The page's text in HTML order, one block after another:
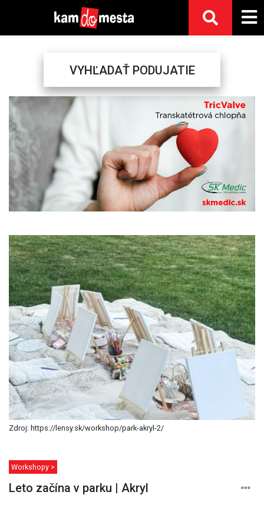
VYHĽADAŤ PODUJATIE
Previous
Zdroj: https://lensy.sk/workshop/park-akryl-2/
Workshopy >
Leto začína v parku | Akryl